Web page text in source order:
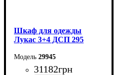
Шкаф для одежды
Лукас 3+4 ДСП 295
29945
31182грн